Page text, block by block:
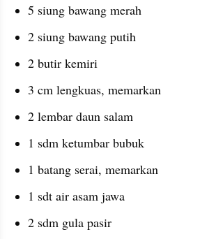
5 siung bawang merah
2 siung bawang putih
2 butir kemiri
3 cm lengkuas, memarkan
2 lembar daun salam
1 sdm ketumbar bubuk
1 batang serai, memarkan
1 sdt air asam jawa
2 sdm gula pasir